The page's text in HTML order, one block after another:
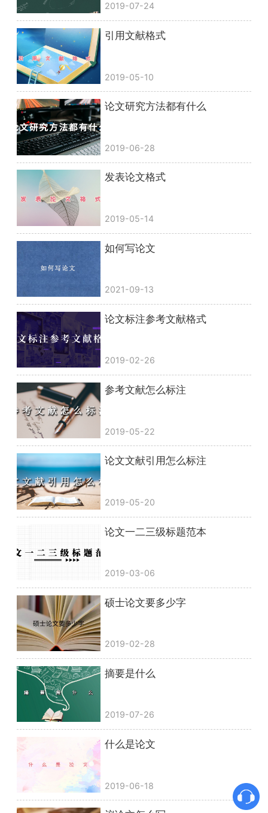
2019-07-24
引用文献格式
2019-05-10
论文研究方法都有什么
2019-06-28
发表论文格式
2019-05-14
如何写论文
2021-09-13
论文标注参考文献格式
2019-02-26
参考文献怎么标注
2019-05-22
论文文献引用怎么标注
2019-05-20
论文一二三级标题范本
2019-03-06
硕士论文要多少字
2019-02-28
摘要是什么
2019-07-26
什么是论文
2019-06-18